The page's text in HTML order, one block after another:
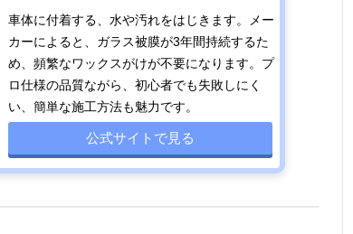
車体に付着する、水や汚れをはじきます。メー
カーによると、ガラス被膜が3年間持続するた
め、頻繁なワックスがけが不要になります。プ
ロ仕様の品質ながら、初心者でも失敗しにく
い、簡単な施工方法も魅力です。
公式サイトで見る